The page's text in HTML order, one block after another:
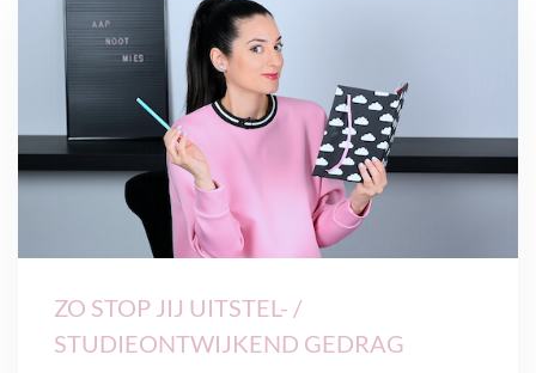
ZO STOP JIJ UITSTEL- /
STUDIEONTWIJKEND GEDRAG